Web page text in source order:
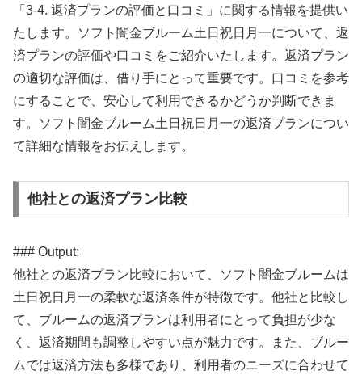
「3-4. 返済プランの評価と口コミ」に関する情報を提供い
たします。ソフト闇金ブルーム土日祝日月一について、返
済プランの評価や口コミをご紹介いたします。返済プラン
の適切な評価は、借り手にとって重要です。口コミを参考
にすることで、安心して利用できるかどうか判断できま
す。ソフト闇金ブルーム土日祝日月一の返済プランについ
て詳細な情報をお伝えします。
他社との返済プラン比較
### Output:
他社との返済プラン比較において、ソフト闇金ブルームは
土日祝日月一の柔軟な返済条件が特徴です。他社と比較し
て、ブルームの返済プランは利用者にとって負担が少な
く、返済期間も調整しやすい点が魅力です。また、ブルー
ムでは返済方法も多様であり、利用者のニーズに合わせて